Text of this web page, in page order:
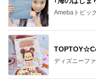
Amebaトピッ
ディズニーフ